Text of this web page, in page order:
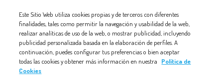
Este Sitio Web utiliza cookies propias y de terceros con diferentes
finalidades, tales como permitir la navegación y usabilidad de la web,
realizar analíticas de uso de la web, o mostrar publicidad, incluyendo
publicidad personalizada basada en la elaboración de perfiles. A
continuación, puedes configurar tus preferencias o bien aceptar
todas las cookies y obtener más información en nuestra
Política de
Cookies